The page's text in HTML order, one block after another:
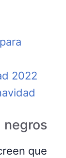
negros
que